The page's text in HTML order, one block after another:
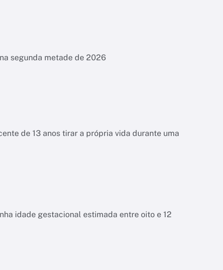
segunda metade de 2026
de 13 anos tirar a própria vida durante uma
idade gestacional estimada entre oito e 12